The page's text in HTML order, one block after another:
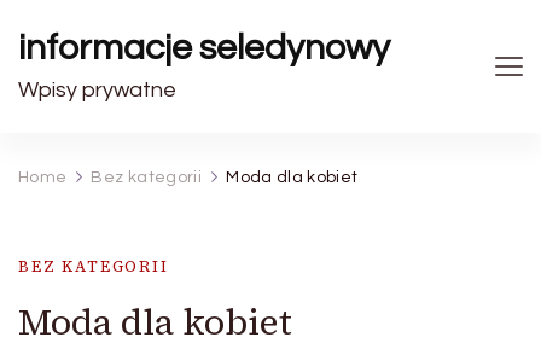
informacje seledynowy
Wpisy prywatne
Home Bez kategorii Moda dla kobiet
BEZ KATEGORII
Moda dla kobiet